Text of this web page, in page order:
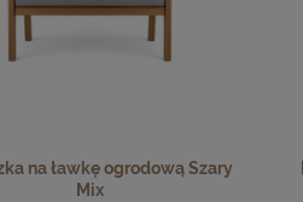
na ławkę ogrodową Szary
Mix